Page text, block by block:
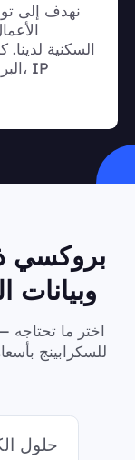
نهدف إلى
بروكسي
اختر ما تحتاجه
حلول